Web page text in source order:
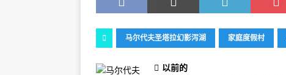
马尔代夫圣塔拉幻影泻湖 家庭度假村
以前的